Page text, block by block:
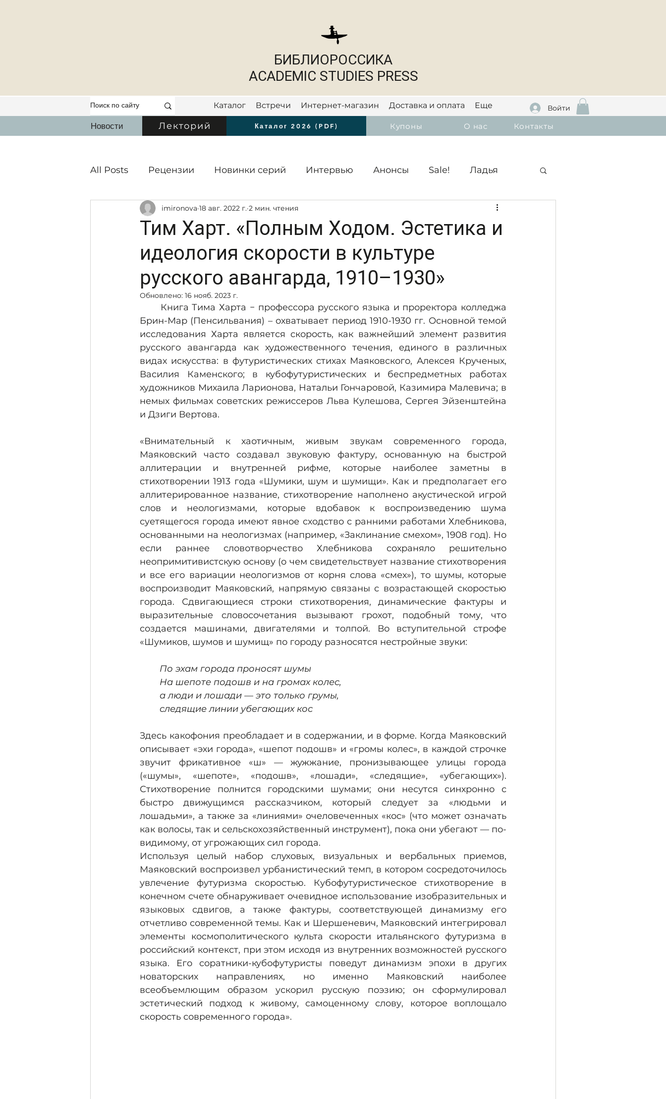
БИБЛИОРОССИКА
ACADEMIC STUDIES PRESS
Каталог Встречи Интернет-магазин Доставка и оплата Еще
Новости Лекторий Новости Купоны О нас Контакты
Войти
Каталог 2026 (PDF)
All Posts Рецензии Новинки серий Интервью Анонсы Sale! Ладья
Тим Харт. «Полным Ходом. Эстетика и
идеология скорости в культуре
русского авангарда, 1910–1930»
imironova 18 авг. 2022 г. 2 мин. чтения
Обновлено: 16 нояб. 2023 г.
Брин-Мар (Пенсильвания) – охватывает период 1910-1930 гг. Основной темой
исследования Харта является скорость, как важнейший элемент развития
русского авангарда как художественного течения, единого в различных
видах искусства: в футуристических стихах Маяковского, Алексея Крученых,
Василия Каменского; в кубофутуристических и беспредметных работах
художников Михаила Ларионова, Натальи Гончаровой, Казимира Малевича; в
немых фильмах советских режиссеров Льва Кулешова, Сергея Эйзенштейна
и Дзиги Вертова.
«Внимательный к хаотичным, живым звукам современного города,
Маяковский часто создавал звуковую фактуру, основанную на быстрой
аллитерации и внутренней рифме, которые наиболее заметны в
стихотворении 1913 года «Шумики, шум и шумищи». Как и предполагает его
аллитерированное название, стихотворение наполнено акустической игрой
слов и неологизмами, которые вдобавок к воспроизведению шума
суетящегося города имеют явное сходство с ранними работами Хлебникова,
основанными на неологизмах (например, «Заклинание смехом», 1908 год). Но
если раннее словотворчество Хлебникова сохраняло решительно
неопримитивистскую основу (о чем свидетельствует название стихотворения
и все его вариации неологизмов от корня слова «смех»), то шумы, которые
воспроизводит Маяковский, напрямую связаны с возрастающей скоростью
города. Сдвигающиеся строки стихотворения, динамические фактуры и
выразительные словосочетания вызывают грохот, подобный тому, что
создается машинами, двигателями и толпой. Во вступительной строфе
«Шумиков, шумов и шумищ» по городу разносятся нестройные звуки:
По эхам города проносят шумы
На шепоте подошв и на громах колес,
а люди и лошади — это только грумы,
следящие линии убегающих кос
Здесь какофония преобладает и в содержании, и в форме. Когда Маяковский
описывает «эхи города», «шепот подошв» и «громы колес», в каждой строчке
звучит фрикативное «ш» — жужжание, пронизывающее улицы города
(«шумы», «шепоте», «подошв», «лошади», «следящие», «убегающих»).
Стихотворение полнится городскими шумами; они несутся синхронно с
быстро движущимся рассказчиком, который следует за «людьми и
лошадьми», а также за «линиями» очеловеченных «кос» (что может означать
как волосы, так и сельскохозяйственный инструмент), пока они убегают — по-
видимому, от угрожающих сил города.
Используя целый набор слуховых, визуальных и вербальных приемов,
Маяковский воспроизвел урбанистический темп, в котором сосредоточилось
увлечение футуризма скоростью. Кубофутуристическое стихотворение в
конечном счете обнаруживает очевидное использование изобразительных и
языковых сдвигов, а также фактуры, соответствующей динамизму его
отчетливо современной темы. Как и Шершеневич, Маяковский интегрировал
элементы космополитического культа скорости итальянского футуризма в
российский контекст, при этом исходя из внутренних возможностей русского
языка. Его соратники-кубофутуристы поведут динамизм эпохи в других
новаторских направлениях, но именно Маяковский наиболее
всеобъемлющим образом ускорил русскую поэзию; он сформулировал
эстетический подход к живому, самоценному слову, которое воплощало
скорость современного города».